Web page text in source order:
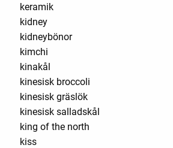
keramik
kidney
kidneybönor
kimchi
kinakål
kinesisk broccoli
kinesisk gräslök
kinesisk salladskål
king of the north
kiss